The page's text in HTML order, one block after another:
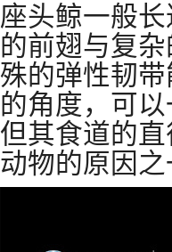
座头鲸一般
的前翅与复
殊的弹性韧
的角度，可
但其食道的
动物的原因